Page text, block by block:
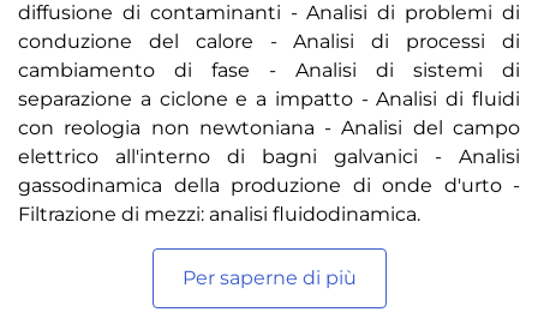
diffusione di contaminanti - Analisi di problemi di
conduzione del calore - Analisi di processi di
cambiamento di fase - Analisi di sistemi di
separazione a ciclone e a impatto - Analisi di fluidi
con reologia non newtoniana - Analisi del campo
elettrico all'interno di bagni galvanici - Analisi
gassodinamica della produzione di onde d'urto -
Filtrazione di mezzi: analisi fluidodinamica.
Per saperne di più